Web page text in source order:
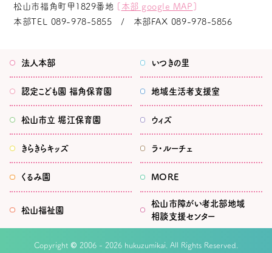
松山市福角町甲1829番地
本部 google MAP ]
本部TEL
089-978-5855 本部FAX 089-978-5856
法人本部
認定こども園 福角保育園
松山市立堀江保育園
きらきらキッズ
くるみ園
松山福祉園
いつきの里
地域生活者支援室
ウィズ
ラ・ルーチェ
MORE
松山市障がい者北部地域
相談支援センター
Copyright © 2006 - 2026 hukuzumikai. All Rights Reserved.